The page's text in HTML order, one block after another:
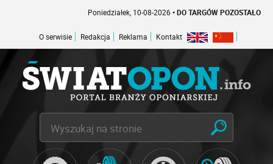
Poniedziałek, 10-08-2026• DO TARGÓW POZOSTAŁO -1 DNI
O serwisie Redakcja Reklama Kontakt